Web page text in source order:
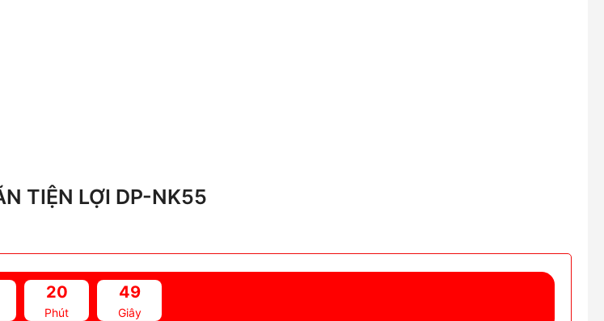
TIỆN LỢI DP-NK55
20
Phút
48
Giây